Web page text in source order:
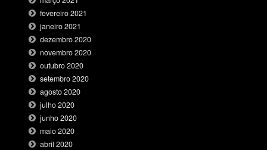
fevereiro 2021
janeiro 2021
dezembro 2020
novembro 2020
outubro 2020
setembro 2020
agosto 2020
julho 2020
junho 2020
maio 2020
abril 2020